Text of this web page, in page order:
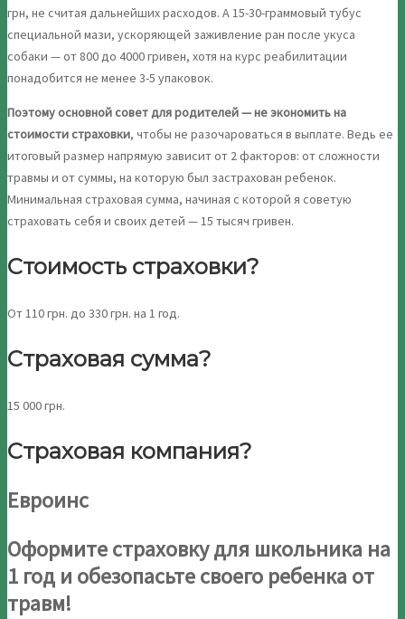
грн, не считая дальнейших расходов. А 15-30-граммовый тубус
специальной мази, ускоряющей заживление ран после укуса
собаки — от 800 до 4000 гривен, хотя на курс реабилитации
понадобится не менее 3-5 упаковок.
Поэтому основной совет для родителей — не экономить на
стоимости страховки, чтобы не разочароваться в выплате. Ведь ее
итоговый размер напрямую зависит от 2 факторов: от сложности
травмы и от суммы, на которую был застрахован ребенок.
Минимальная страховая сумма, начиная с которой я советую
страховать себя и своих детей — 15 тысяч гривен.
Стоимость страховки?
От 110 грн. до 330 грн. на 1 год.
Страховая сумма?
15 000 грн.
Страховая компания?
Евроинс
Оформите страховку для школьника на
1 год и обезопасьте своего ребенка от
травм!